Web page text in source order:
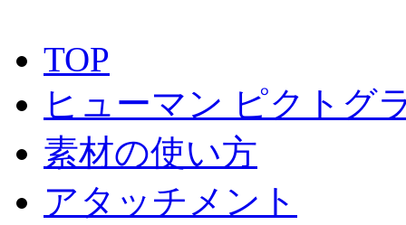
TOP
ヒューマン ピクトグ
素材の使い方
アタッチメント